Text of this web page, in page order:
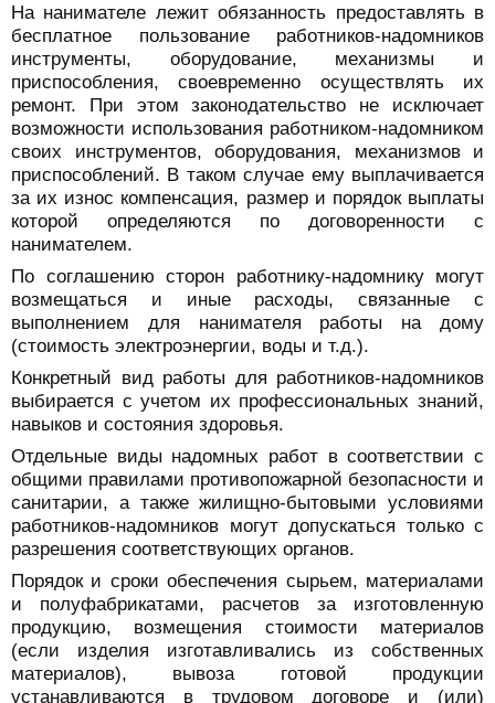
На нанимателе лежит обязанность предоставлять в
бесплатное пользование работников-надомников
инструменты, оборудование, механизмы и
приспособления, своевременно осуществлять их
ремонт. При этом законодательство не исключает
возможности использования работником-надомником
своих инструментов, оборудования, механизмов и
приспособлений. В таком случае ему выплачивается
за их износ компенсация, размер и порядок выплаты
которой определяются по договоренности с
нанимателем.
По соглашению сторон работнику-надомнику могут
возмещаться и иные расходы, связанные с
выполнением для нанимателя работы на дому
(стоимость электроэнергии, воды и т.д.).
Конкретный вид работы для работников-надомников
выбирается с учетом их профессиональных знаний,
навыков и состояния здоровья.
Отдельные виды надомных работ в соответствии с
общими правилами противопожарной безопасности и
санитарии, а также жилищно-бытовыми условиями
работников-надомников могут допускаться только с
разрешения соответствующих органов.
Порядок и сроки обеспечения сырьем, материалами
и полуфабрикатами, расчетов за изготовленную
продукцию, возмещения стоимости материалов
(если изделия изготавливались из собственных
материалов), вывоза готовой продукции
устанавливаются в трудовом договоре и (или)